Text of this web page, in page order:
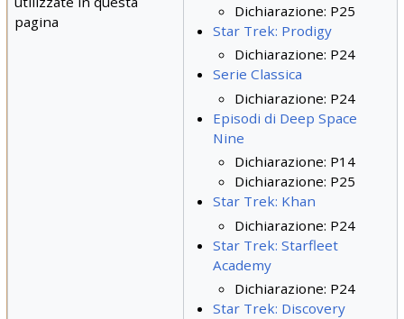
pagina
Dichiarazione: P25
Star Trek: Prodigy
Dichiarazione: P24
Serie Classica
Dichiarazione: P24
Episodi di Deep Space
Nine
Dichiarazione: P14
Dichiarazione: P25
Star Trek: Khan
Dichiarazione: P24
Star Trek: Starfleet
Academy
Dichiarazione: P24
Star Trek: Discovery